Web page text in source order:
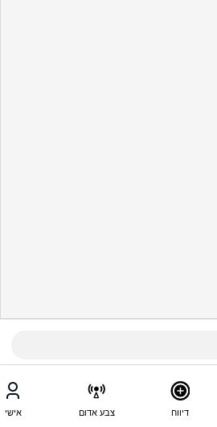
דיווח צבע אדום אישי